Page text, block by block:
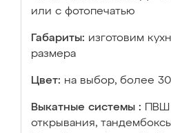
или с фотопечатью
Габариты: изготовим
размера
Цвет: на выбор, более
Выкатные системы :
открывания,